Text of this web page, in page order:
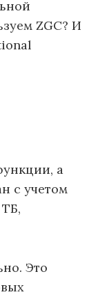
ZGC? И
а
с учетом
Это